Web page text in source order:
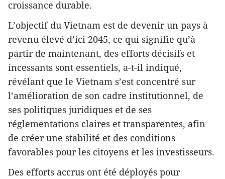
croissance durable.
L’objectif du Vietnam est de devenir un pays à
revenu élevé d’ici 2045, ce qui signifie qu’à
partir de maintenant, des efforts décisifs et
incessants sont essentiels, a-t-il indiqué,
révélant que le Vietnam s’est concentré sur
l’amélioration de son cadre institutionnel, de
ses politiques juridiques et de ses
réglementations claires et transparentes, afin
de créer une stabilité et des conditions
favorables pour les citoyens et les investisseurs.
Des efforts accrus ont été déployés pour